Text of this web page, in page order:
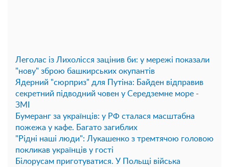
Леголас із Лихолісся зацінив би: у мережі показали
"нову" зброю башкирських окупантів
Ядерний "сюрприз" для Путіна: Байден відправив
секретний підводний човен у Середземне море -
ЗМІ
Бумеранг за українців: у РФ сталася масштабна
пожежа у кафе. Багато загиблих
"Рідні наші люди": Лукашенко з тремтячою головою
покликав українців у гості
Білорусам приготуватися. У Польщі війська